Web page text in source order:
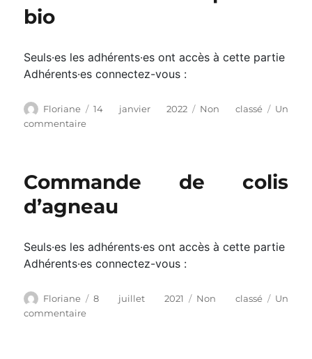
bio
Seuls·es les adhérents·es ont accès à cette partie
Adhérents·es connectez-vous :
Auteur
Floriane
Publié
14 janvier 2022 Catégories
Non classé
Un
commentairesur
bio
Commande de colis
d’agneau
Seuls·es les adhérents·es ont accès à cette partie
Adhérents·es connectez-vous :
Auteur
Floriane
Publié
8 juillet 2021 Catégories
Non classé
Un
commentairesur